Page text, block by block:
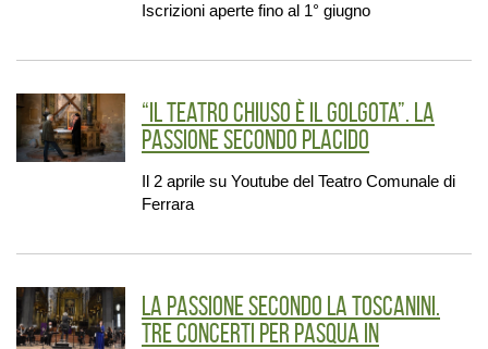
Iscrizioni aperte fino al 1° giugno
“Il teatro chiuso è il Golgota”. La
Passione secondo Placido
Il 2 aprile su Youtube del Teatro Comunale di
Ferrara
La Passione secondo La Toscanini.
Tre concerti per Pasqua in